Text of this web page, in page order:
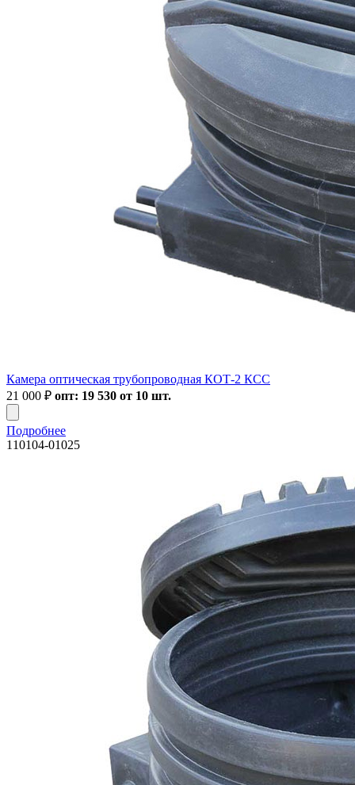
Камера оптическая трубопроводная КОТ-2 КСС
21 000 ₽ опт: 19 530 от 10 шт.
Подробнее
110104-01025